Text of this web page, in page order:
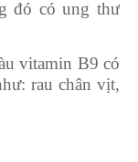
đó có ung thư
vitamin B9 có
rau chân vịt,